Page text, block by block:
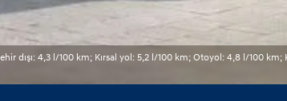
dışı: 4,3 l/100 km; Kırsal yol: 5,2 l/100 km; Otoyol: 4,8 l/100